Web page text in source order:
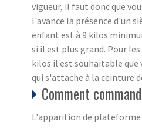
vigueur, il faut donc que
l'avance la présence d'un
enfant est à 9 kilos
si il est plus grand. Pour les
kilos il est souhaitable que
qui s'attache à la ceinture
Comment
L'apparition de plateforme